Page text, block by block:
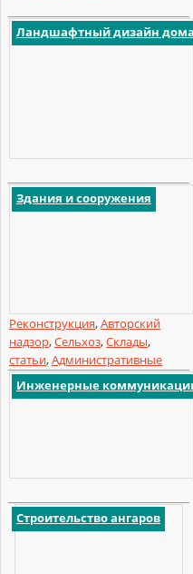
Ландшафтный дизайн дома
Здания и сооружения
Реконструкция,Авторский
надзор,Сельхоз,Склады,
статьи,Административные
Инженерные
Строительство ангаров